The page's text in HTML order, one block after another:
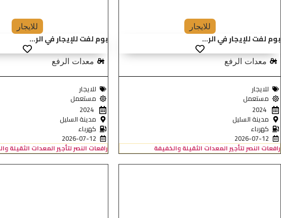
للايجار
بوم لفت للإيجار في الر...
معدات الرفع
للايجار
مستعمل
2024
مدينة السليل
كهرباء
2026-07-12
رافعات النصر لتأجير المعدات الثقيلة والخفيفة
للايجار
بوم لفت للإيجار في الر...
معدات الرفع
للايجار
مستعمل
2024
مدينة السليل
كهرباء
2026-07-12
رافعات النصر لتأجير المعدات الثقيلة